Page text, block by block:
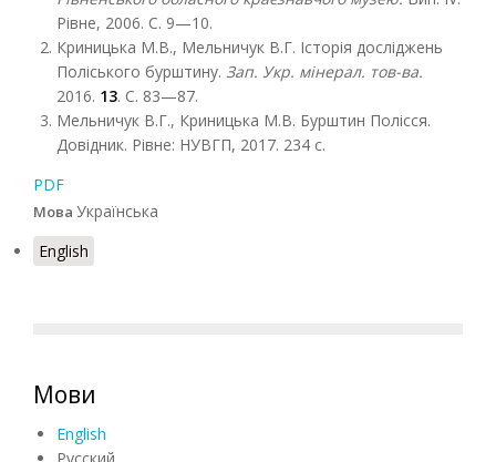
Рівне, 2006. С. 9—10.
Криницька М.В., Мельничук В.Г. Історія досліджень
Поліського бурштину. Зап. Укр. мінерал. тов-ва.
2016. 13. С. 83—87.
Мельничук В.Г., Криницька М.В. Бурштин Полісся.
Довідник. Рівне: НУВГП, 2017. 234 с.
PDF
Мова Українська
English
Мови
English